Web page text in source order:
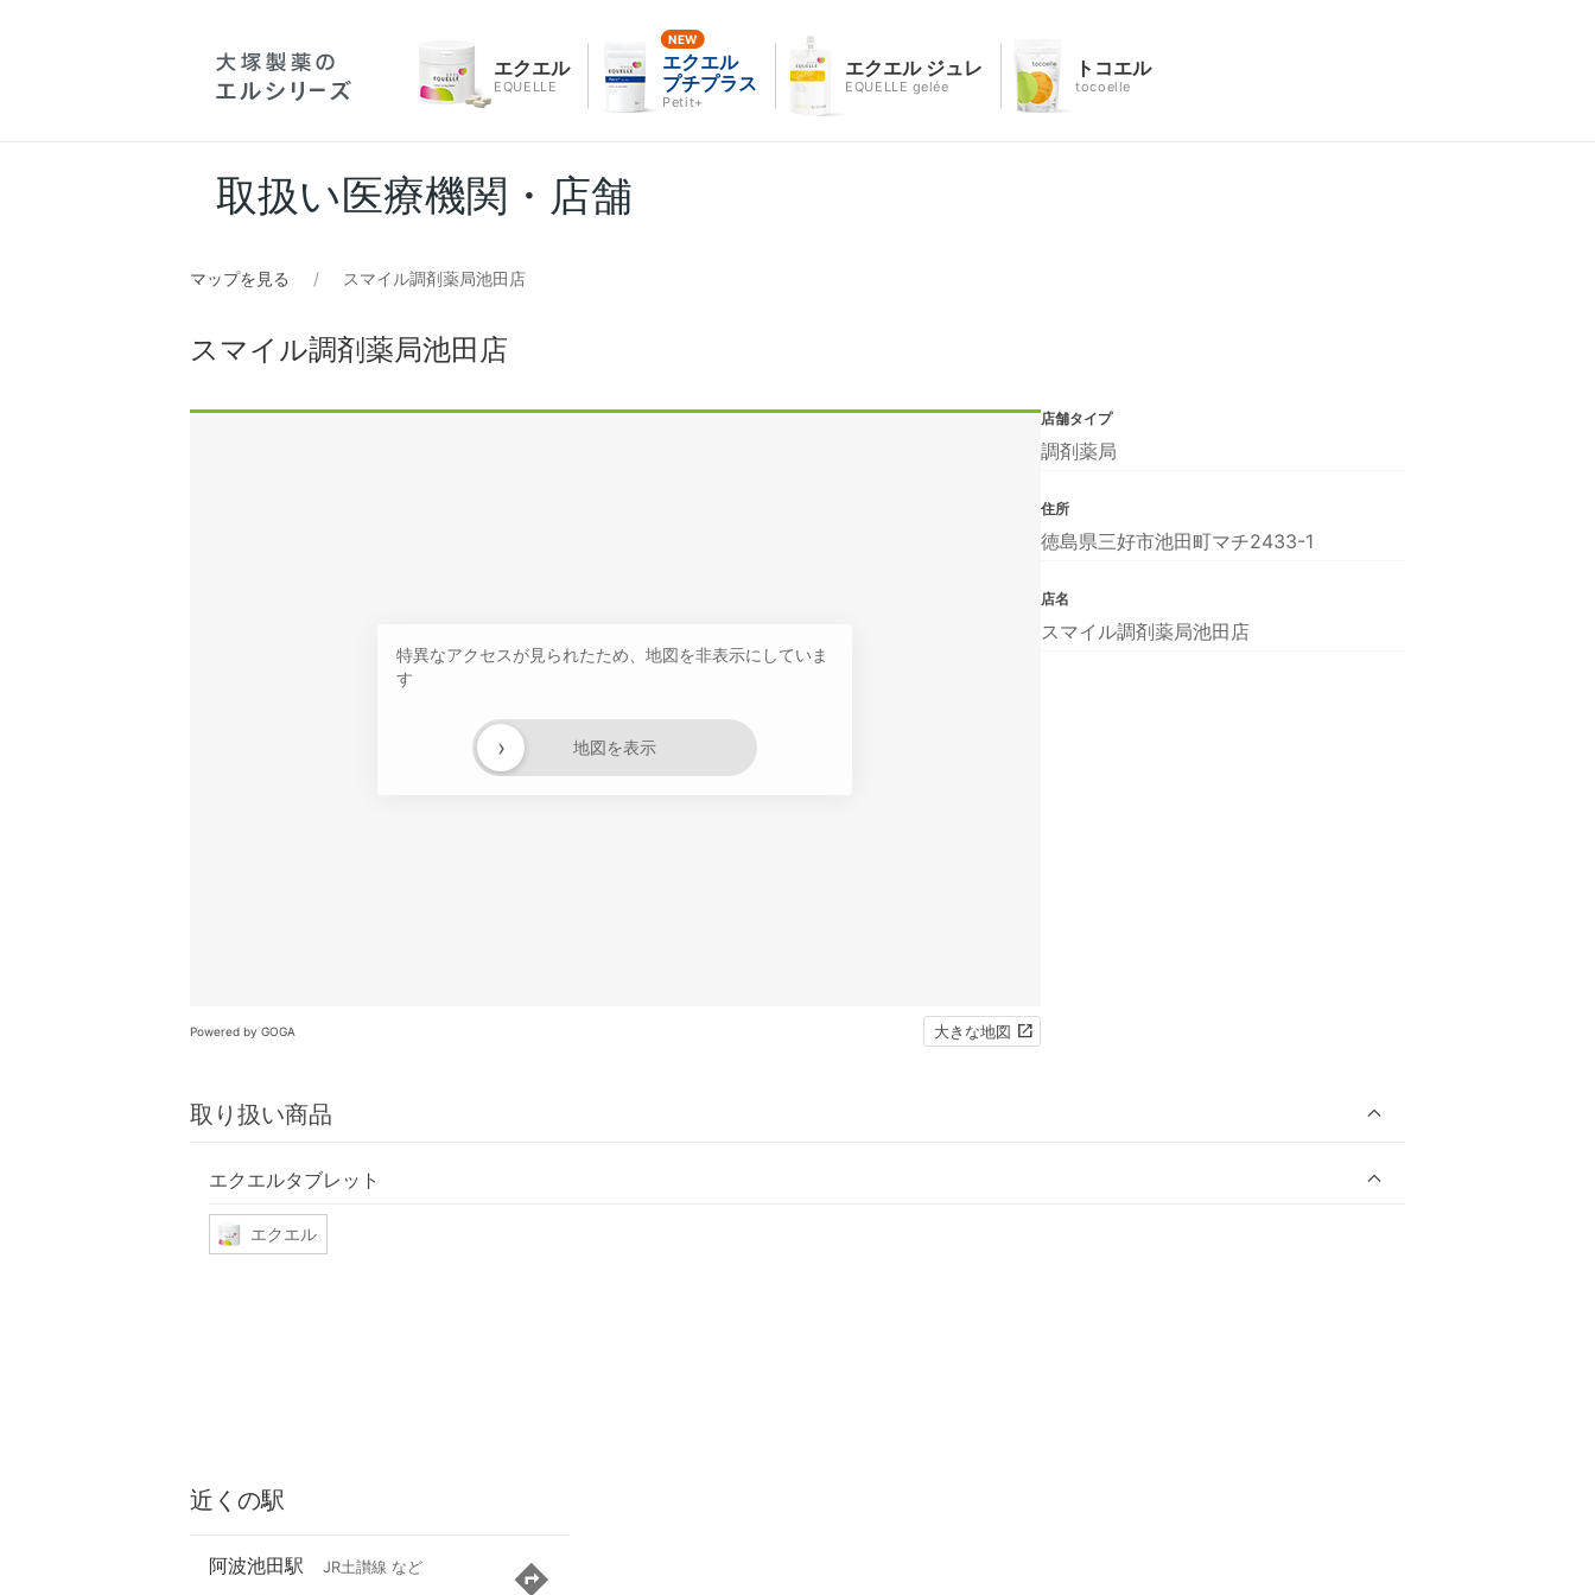
エクエル
EQUELLE
エクエル
プチプラス
Petit+
エクエル ジュレ
EQUELLE gelée
トコエル
tocoelle
取扱い医療機関・店舗
マップを見る スマイル調剤薬局池田店
スマイル調剤薬局池田店
特異なアクセスが見られたため、地図を非表示にしていま
す
地図を表示
›
Powered by GOGA 大きな地図
取り扱い商品
エクエルタブレット
エクエル
店舗タイプ
調剤薬局
住所
徳島県三好市池田町マチ2433-1
店名
スマイル調剤薬局池田店
近くの駅
阿波池田駅 JR土讃線 など